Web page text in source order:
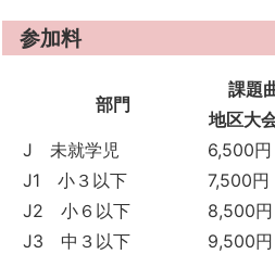
参加料
部門
課題
地区大
J 未就学児
6,500円
J1 小３以下
7,500円
J2 小６以下
8,500円
J3 中３以下
9,500円